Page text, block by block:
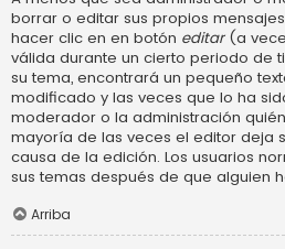
borrar o editar sus propios
hacer clic en en botón editar(a
válida durante un cierto periodo de
su tema, encontrará un pequeño
modificado y las veces que lo ha
moderador o la administración
mayoría de las veces el editor deja
causa de la edición. Los usuarios
sus temas después de que alguien
Arriba